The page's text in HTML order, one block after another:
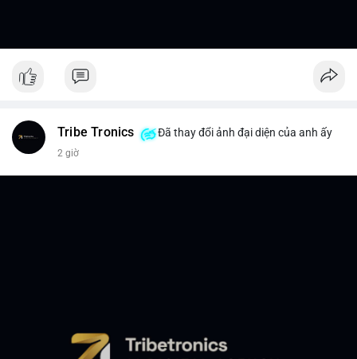
Tribe Tronics Đã thay đổi ảnh đại diện của anh ấy
2 giờ